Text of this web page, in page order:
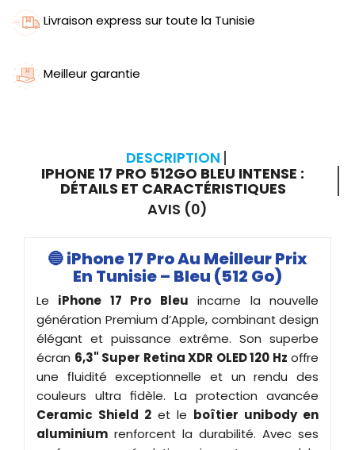
Livraison express sur toute la Tunisie
Meilleur garantie
DESCRIPTION
IPHONE 17 PRO 512GO BLEU INTENSE :
DÉTAILS ET CARACTÉRISTIQUES
AVIS (0)
🔵iPhone 17 Pro Au Meilleur Prix
En Tunisie – Bleu (512 Go)
Le iPhone 17 Pro Bleu incarne la nouvelle
génération Premium d’Apple, combinant design
élégant et puissance extrême. Son superbe
écran 6,3" Super Retina XDR OLED 120 Hz offre
une fluidité exceptionnelle et un rendu des
couleurs ultra fidèle. La protection avancée
Ceramic Shield 2 et le boîtier unibody en
aluminium renforcent la durabilité. Avec ses